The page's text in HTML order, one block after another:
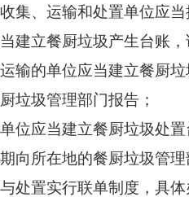
运输和处置单位应当
立餐厨垃圾产生台账，
的单位应当建立餐厨垃
垃圾管理部门报告；
应当建立餐厨垃圾处置
向所在地的餐厨垃圾管理
置实行联单制度，具体